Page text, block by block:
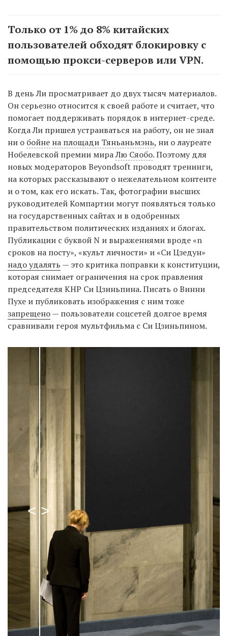
Только от 1% до 8% китайских
пользователей обходят блокировку с
помощью прокси-серверов или VPN.
В день Ли просматривает до двух тысяч материалов.
Он серьезно относится к своей работе и считает, что
помогает поддерживать порядок в интернет-среде.
Когда Ли пришел устраиваться на работу, он не знал
ни о бойне на площади Тяньаньмэнь, ни о лауреате
Нобелевской премии мираЛю Сяобо. Поэтому для
новых модераторов Beyondsoft проводят тренинги,
на которых рассказывают о нежелательном контенте
и о том, как его искать. Так, фотографии высших
руководителей Компартии могут появляться только
на государственных сайтах и в одобренных
правительством политических изданиях и блогах.
Публикации с буквой N и выражениями вроде «n
сроков на посту», «культ личности» и «Си Цзедун»
надо удалять — это критика поправки к конституции,
которая снимает ограничения на срок правления
председателя КНР Си Цзиньпина. Писать о Винни
Пухе и публиковать изображения с ним тоже
запрещено— пользователи соцсетей долгое время
сравнивали героя мультфильма с Си Цзиньпином.